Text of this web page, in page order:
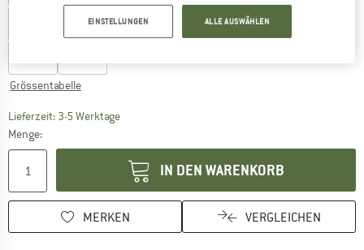
EU43 EU45
Grössentabelle
Lieferzeit: 3-5 WerktageDer Link öffnet sich in einer Infobox und
Menge:
IN DEN WARENKORB
MERKEN VERGLEICHEN
EINSTELLUNGEN ALLE AUSWÄHLEN